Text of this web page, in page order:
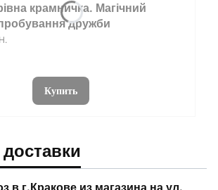
крамничка. Магічний
дружби
Купить